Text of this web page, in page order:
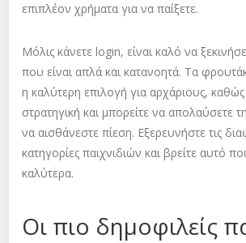
επιπλέον χρήματα για να παίξετε.
Μόλις κάνετε login, είναι καλό να
που είναι απλά και κατανοητά. Τα
η καλύτερη επιλογή για αρχάριους,
στρατηγική και μπορείτε να απολαύσετε
να αισθάνεστε πίεση. Εξερευνήστε τις
κατηγορίες παιχνιδιών και βρείτε αυτό
καλύτερα.
Οι πιο δημοφιλείς